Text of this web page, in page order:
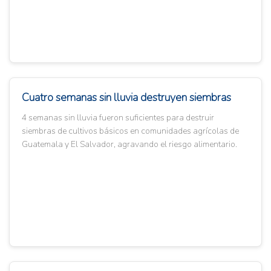
Cuatro semanas sin lluvia destruyen siembras
4 semanas sin lluvia fueron suficientes para destruir
siembras de cultivos básicos en comunidades agrícolas de
Guatemala y El Salvador, agravando el riesgo alimentario.